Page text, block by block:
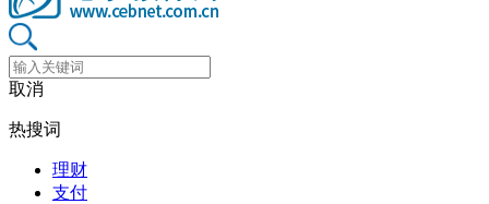
取消
热搜词
理财
支付